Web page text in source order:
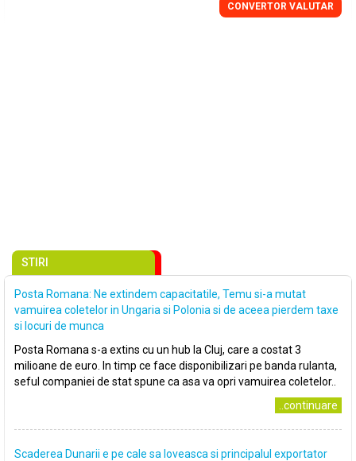
CONVERTOR VALUTAR
STIRI
Posta Romana: Ne extindem capacitatile, Temu si-a mutat
vamuirea coletelor in Ungaria si Polonia si de aceea pierdem taxe
si locuri de munca
Posta Romana s-a extins cu un hub la Cluj, care a costat 3
milioane de euro. In timp ce face disponibilizari pe banda rulanta,
seful companiei de stat spune ca asa va opri vamuirea coletelor..
..continuare
Scaderea Dunarii e pe cale sa loveasca si principalul exportator